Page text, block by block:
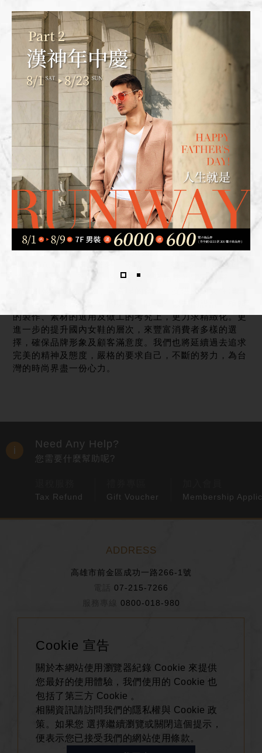
Cookie 宣告
關於本網站使用瀏覽器紀錄 Cookie 來提供
您最好的使用體驗，我們使用的 Cookie 也
包括了第三方 Cookie 。
相關資訊請訪問我們的隱私權與 Cookie 政
策。如果您 選擇繼續瀏覽或關閉這個提示，
便表示您已接受我們的網站使用條款。
Brand story
成立於1988年1月14日，專營百貨女鞋銷售及其相關業
務。並於同年3月29日在台北東區設立第一個
MARGARET『瑪格麗特』專櫃，這十幾年來表現受消費
者肯定及認同，致力於提供消費者高品味的豐富選擇。秉
的製作、素材的選用及做工的考究上，更力求精緻化。更
進一步的提升國內女鞋的層次，來豐富消費者多樣的選
擇，確保品牌形象及顧客滿意度。我們也將延續過去追求
完美的精神及態度，嚴格的要求自己，不斷的努力，為台
灣的時尚界盡一份心力。
Need Any Help?
您需要什麼幫助呢?
Tax Refund Gift Voucher Membership
ADDRESS
高雄市前金區成功一路266-1號
07-215-7266
0800-018-980
週五、週六、假日前一天 11:00~22:00
FOLLOW US